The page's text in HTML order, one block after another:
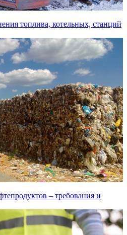
топлива, котельных, станций
– требования и